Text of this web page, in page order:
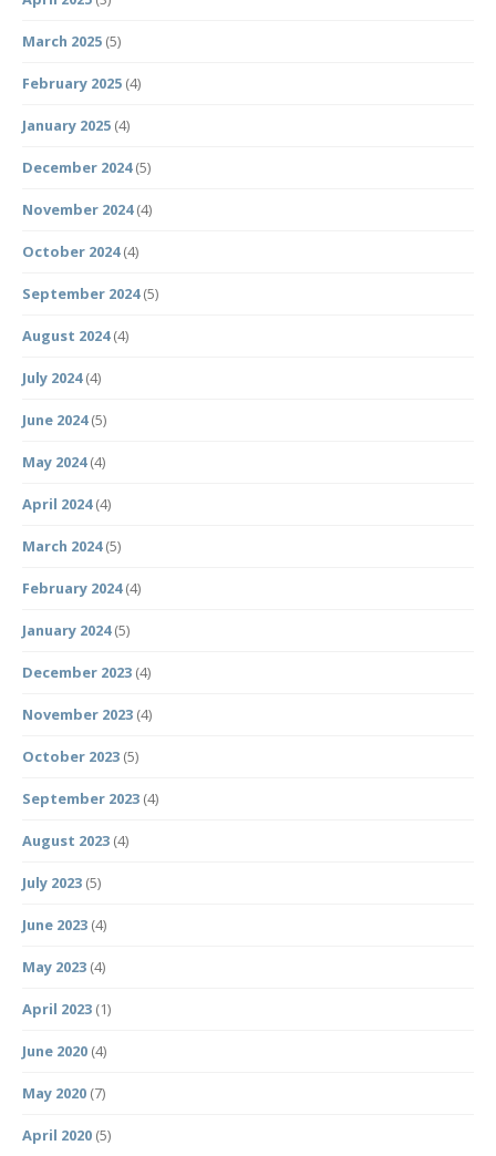
March 2025 (5)
February 2025 (4)
January 2025 (4)
December 2024(5)
November 2024(4)
October 2024(4)
September 2024(5)
August 2024(4)
July 2024(4)
June 2024(5)
May 2024(4)
April 2024(4)
March 2024(5)
February 2024(4)
January 2024(5)
December 2023 (4)
November 2023 (4)
October 2023 (5)
September 2023 (4)
August 2023 (4)
July 2023 (5)
June 2023 (4)
May 2023 (4)
April 2023 (1)
June 2020 (4)
May 2020 (7)
April 2020 (5)